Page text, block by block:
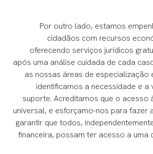
Por outro lado, estamos
cidadãos com recursos
oferecendo serviços jurídicos
após uma análise cuidada de cada
as nossas áreas de especialização
identificamos a necessidade e a
suporte. Acreditamos que o acesso
universal, e esforçamo-nos para fazer
garantir que todos,
financeira, possam ter acesso a uma